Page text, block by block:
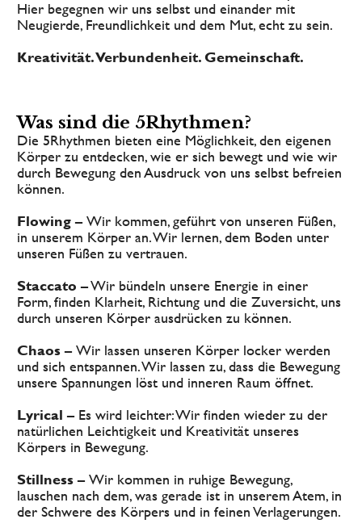
Hier begegnen wir uns selbst und einander mit
Neugierde, Freundlichkeit und dem Mut, echt zu sein.
Kreativität. Verbundenheit. Gemeinschaft.
Was sind die 5Rhythmen?
Die 5Rhythmen bieten eine Möglichkeit, den eigenen
Körper zu entdecken, wie er sich bewegt und wie wir
durch Bewegung den Ausdruck von uns selbst befreien
können.
Flowing – Wir kommen, geführt von unseren Füßen,
in unserem Körper an. Wir lernen, dem Boden unter
unseren Füßen zu vertrauen.
Staccato – Wir bündeln unsere Energie in einer
Form, finden Klarheit, Richtung und die Zuversicht, uns
durch unseren Körper ausdrücken zu können.
Chaos – Wir lassen unseren Körper locker werden
und sich entspannen. Wir lassen zu, dass die Bewegung
unsere Spannungen löst und inneren Raum öffnet.
Lyrical – Es wird leichter: Wir finden wieder zu der
natürlichen Leichtigkeit und Kreativität unseres
Körpers in Bewegung.
Stillness – Wir kommen in ruhige Bewegung,
lauschen nach dem, was gerade ist in unserem Atem, in
der Schwere des Körpers und in feinen Verlagerungen.